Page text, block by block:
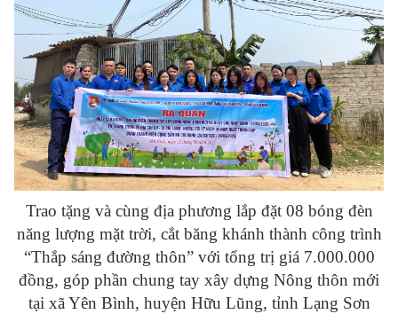
Trao tặng và cùng địa phương lắp đặt 08 bóng đèn
năng lượng mặt trời, cắt băng khánh thành công trình
“Thắp sáng đường thôn” với tổng trị giá 7.000.000
đồng, góp phần chung tay xây dựng Nông thôn mới
tại xã Yên Bình, huyện Hữu Lũng, tỉnh Lạng Sơn